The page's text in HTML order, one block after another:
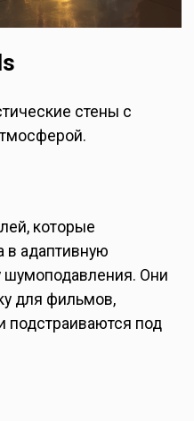
стены с
которые
адаптивную
шумоподавления. Они
для фильмов,
подстраиваются под